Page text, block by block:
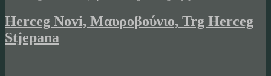
Herceg Novi, Μαυροβούνιο, Trg Herceg
Stjepana